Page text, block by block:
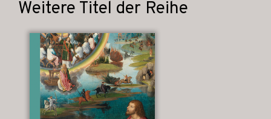
Weitere Titel der Reihe